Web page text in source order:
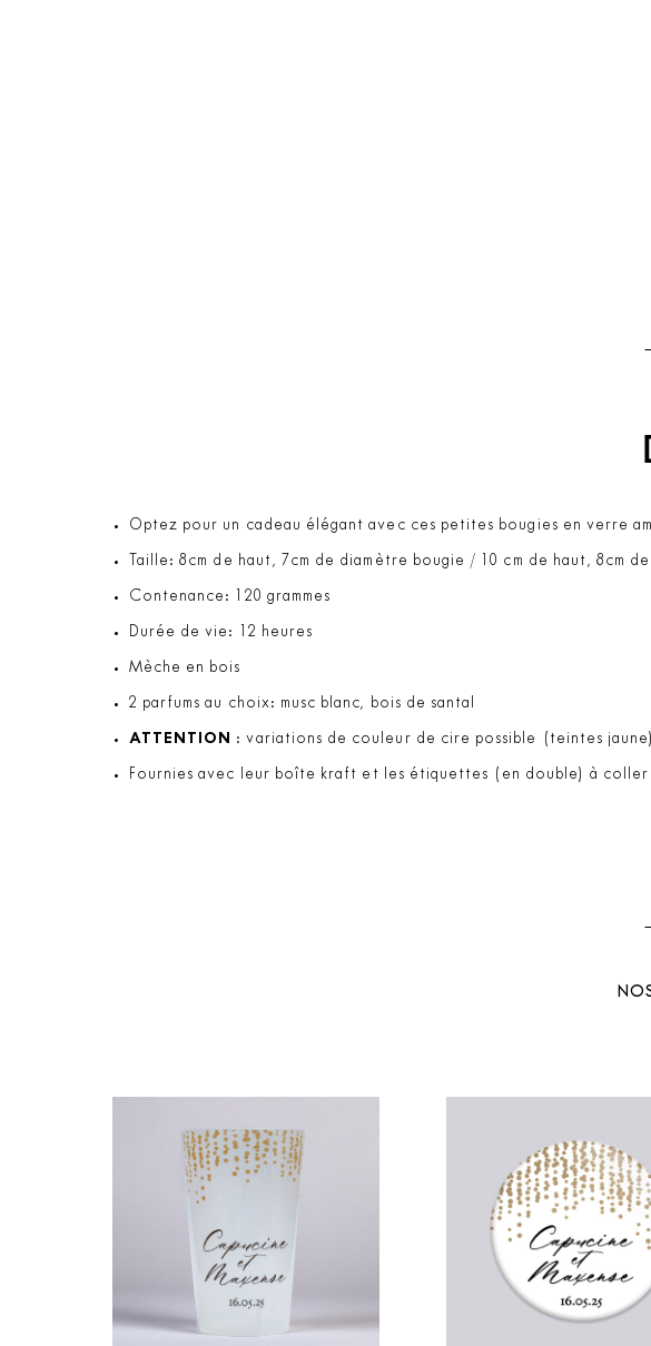
Optez pour un cadeau élégant avec ces petites bougies en verre
Taille: 8cm de haut, 7cm de diamètre bougie / 10 cm de haut, 8cm
Contenance: 120 grammes
Durée de vie: 12 heures
Mèche en bois
2 parfums au choix: musc blanc, bois de santal
ATTENTION : variations de couleur de cire possible (teintes
Fournies avec leur boîte kraft et les étiquettes (en double) à coller